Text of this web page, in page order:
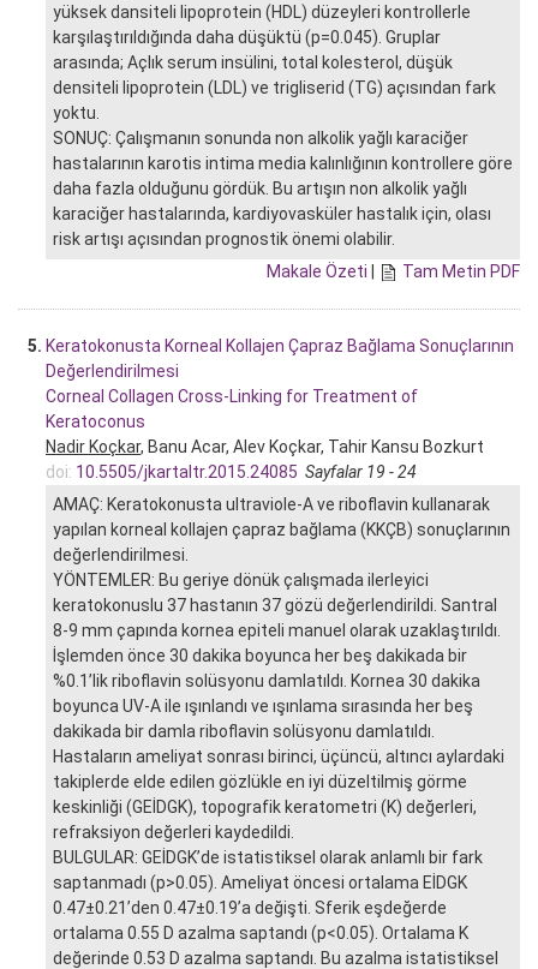
yüksek dansiteli lipoprotein (HDL) düzeyleri kontrollerle
karşılaştırıldığında daha düşüktü (p=0.045). Gruplar
arasında; Açlık serum insülini, total kolesterol, düşük
densiteli lipoprotein (LDL) ve trigliserid (TG) açısından fark
yoktu.
SONUÇ: Çalışmanın sonunda non alkolik yağlı karaciğer
hastalarının karotis intima media kalınlığının kontrollere göre
daha fazla olduğunu gördük. Bu artışın non alkolik yağlı
karaciğer hastalarında, kardiyovasküler hastalık için, olası
risk artışı açısından prognostik önemi olabilir.
Makale Özeti | Tam Metin PDF
5. Keratokonusta Korneal Kollajen Çapraz Bağlama Sonuçlarının
Değerlendirilmesi
Corneal Collagen Cross-Linking for Treatment of
Keratoconus
Nadir Koçkar, Banu Acar, Alev Koçkar, Tahir Kansu Bozkurt
doi: 10.5505/jkartaltr.2015.24085 Sayfalar 19 - 24
AMAÇ: Keratokonusta ultraviole-A ve riboflavin kullanarak
yapılan korneal kollajen çapraz bağlama (KKÇB) sonuçlarının
değerlendirilmesi.
YÖNTEMLER: Bu geriye dönük çalışmada ilerleyici
keratokonuslu 37 hastanın 37 gözü değerlendirildi. Santral
8-9 mm çapında kornea epiteli manuel olarak uzaklaştırıldı.
İşlemden önce 30 dakika boyunca her beş dakikada bir
%0.1’lik riboflavin solüsyonu damlatıldı. Kornea 30 dakika
boyunca UV-A ile ışınlandı ve ışınlama sırasında her beş
dakikada bir damla riboflavin solüsyonu damlatıldı.
Hastaların ameliyat sonrası birinci, üçüncü, altıncı aylardaki
takiplerde elde edilen gözlükle en iyi düzeltilmiş görme
keskinliği (GEİDGK), topografik keratometri (K) değerleri,
refraksiyon değerleri kaydedildi.
BULGULAR: GEİDGK’de istatistiksel olarak anlamlı bir fark
saptanmadı (p>0.05). Ameliyat öncesi ortalama EİDGK
0.47±0.21’den 0.47±0.19’a değişti. Sferik eşdeğerde
ortalama 0.55 D azalma saptandı (p<0.05). Ortalama K
değerinde 0.53 D azalma saptandı. Bu azalma istatistiksel